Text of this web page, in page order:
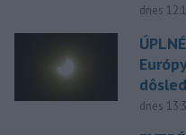
dnes
dnes